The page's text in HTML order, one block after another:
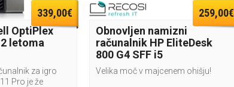
339,00€
OptiPlex
letoma
za igro
Pro je že
259,00€
Obnovljen namizni
računalnik HP EliteDesk
800 G4 SFF i5
Velika moč v majcenem ohišju!